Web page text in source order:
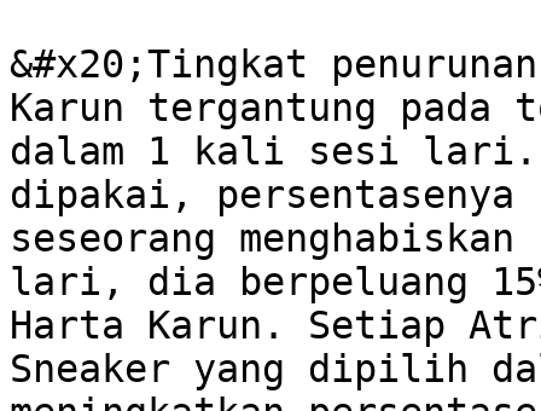
&#x20;Tingkat
Karun tergantung
dalam 1 kali sesi lari.
dipakai, persentasenya
seseorang
lari, dia berpeluang
Harta Karun. Setiap
Sneaker yang dipilih